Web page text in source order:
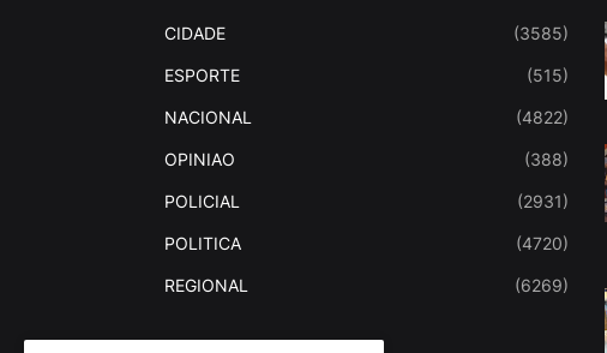
CIDADE (3585)
ESPORTE (515)
NACIONAL (4822)
OPINIAO (388)
POLICIAL (2931)
POLITICA (4720)
REGIONAL (6269)